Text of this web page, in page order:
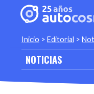
Inicio > Editorial >
NOTICIAS